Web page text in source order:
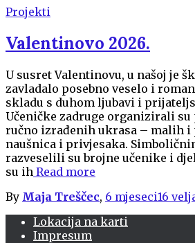
Projekti
Valentinovo 2026.
U susret Valentinovu, u našoj je
zavladalo posebno veselo i
skladu s duhom ljubavi i
Učeničke zadruge organizirali
ručno izrađenih ukrasa – malih
naušnica i privjesaka.
razveselili su brojne učenike i
su ih Read more
By Maja Treščec, 6 mjeseci16
Lokacija na karti
Impresum